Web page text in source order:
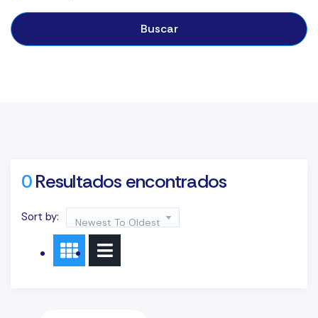
Buscar
0Resultados encontrados
Sort by: Newest To Oldest